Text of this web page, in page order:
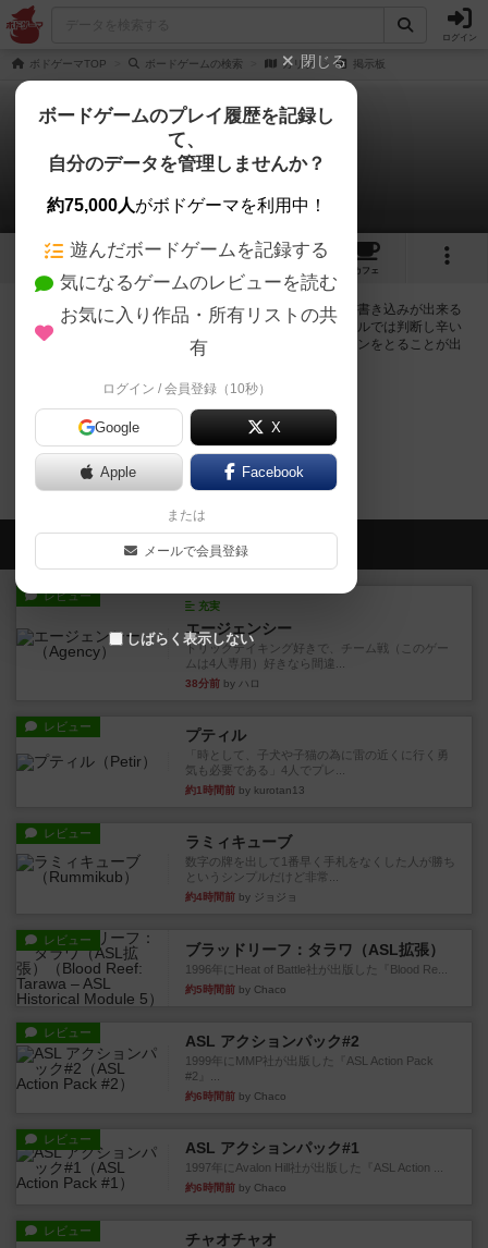
ログイン
ボドゲーマTOP ボードゲームの検索 カリブ 掲示板
カリブ
0件の掲示板
7 1
カフェ
ログインするとカリブに関する掲示板の作成やコメントの書き込みが出来る
ようになります。ルールの疑問やエラッタ情報、マニュアルでは判断し辛い
曖昧な表記等について会員同士で自由にコミュニケーションをとることが出
ログイン/無料会員登録
カリブのトップに戻る
会員の新しい投稿
レビュー
充実
エージェンシー
トリックテイキング好きで、チーム戦（このゲー
ムは4人専用）好きなら間違...
38分前 by ハロ
レビュー プティル
「時として、子犬や子猫の為に雷の近くに行く勇
気も必要である」4人でプレ...
約1時間前 by kurotan13
レビュー ラミィキューブ
数字の牌を出して1番早く手札をなくした人が勝ち
というシンプルだけど非常...
約4時間前 by ジョジョ
レビュー
ブラッドリーフ：タラワ（ASL拡張）
1996年にHeat of Battle社が出版した『Blood Re...
約5時間前 by Chaco
レビュー ASL アクションパック#2
1999年にMMP社が出版した『ASL Action Pack
#2』...
約6時間前 by Chaco
レビュー ASL アクションパック#1
1997年にAvalon Hill社が出版した『ASL Action ...
約6時間前 by Chaco
レビュー チャオチャオ
閉じる
ボードゲームのプレイ履歴を記録し
て、
自分のデータを管理しませんか？
約75,000人がボドゲーマを利用中！
遊んだボードゲームを記録する
気になるゲームのレビューを読む
お気に入り作品・所有リストの共
有
ログイン / 会員登録（10秒）
Google X
Apple Facebook
または
メールで会員登録
しばらく表示しない